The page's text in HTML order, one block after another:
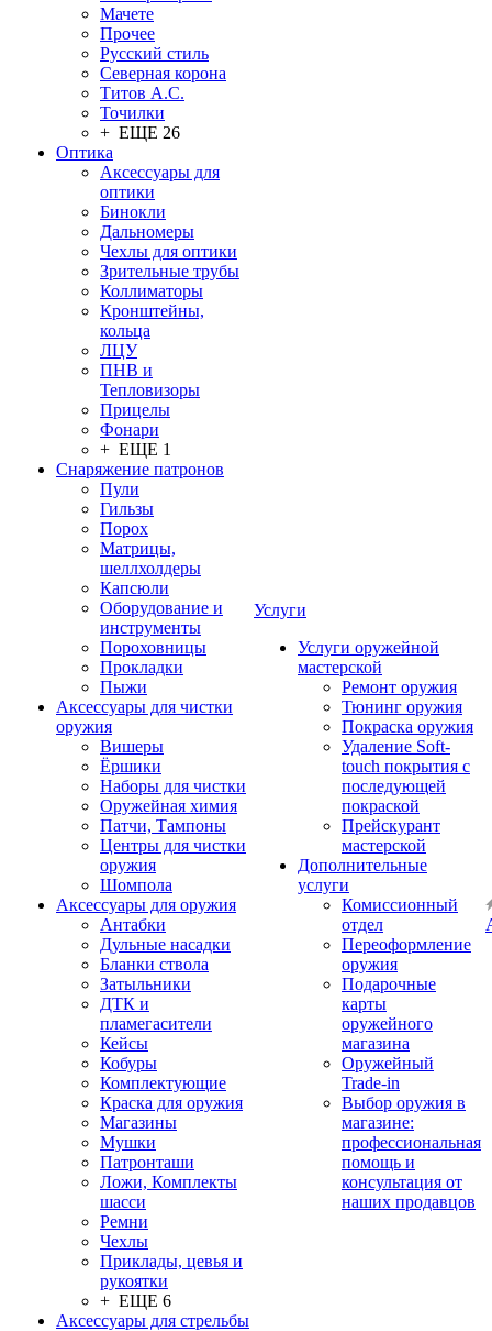
Мачете
Прочее
Русский стиль
Северная корона
Титов А.С.
Точилки
+ ЕЩЕ 26
Оптика
Аксессуары для
оптики
Бинокли
Дальномеры
Чехлы для оптики
Зрительные трубы
Коллиматоры
Кронштейны,
кольца
ЛЦУ
ПНВ и
Тепловизоры
Прицелы
Фонари
+ ЕЩЕ 1
Снаряжение патронов
Пули
Гильзы
Порох
Матрицы,
шеллхолдеры
Капсюли
Оборудование и
инструменты
Пороховницы
Прокладки
Пыжи
Аксессуары для чистки
оружия
Вишеры
Ёршики
Наборы для чистки
Оружейная химия
Патчи, Тампоны
Центры для чистки
оружия
Шомпола
Аксессуары для оружия
Антабки
Дульные насадки
Бланки ствола
Затыльники
ДТК и
пламегасители
Кейсы
Кобуры
Комплектующие
Краска для оружия
Магазины
Мушки
Патронташи
Ложи, Комплекты
шасси
Ремни
Чехлы
Приклады, цевья и
рукоятки
+ ЕЩЕ 6
Аксессуары для стрельбы
Услуги
Услуги оружейной
мастерской
Ремонт оружия
Тюнинг оружия
Покраска оружия
Удаление Soft-
touch покрытия с
последующей
покраской
Прейскурант
мастерской
Дополнительные
услуги
Комиссионный
отдел
Переоформление
оружия
Подарочные
карты
оружейного
магазина
Оружейный
Trade-in
Выбор оружия в
магазине:
профессиональная
помощь и
консультация от
наших продавцов